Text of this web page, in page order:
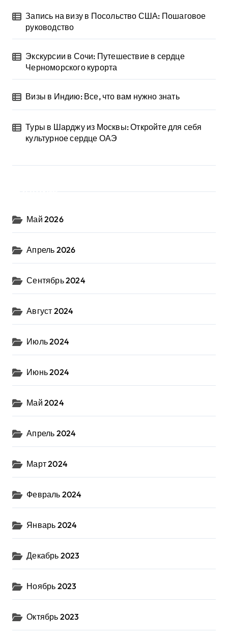
Запись на визу в Посольство США: Пошаговое
руководство
Экскурсии в Сочи: Путешествие в сердце
Черноморского курорта
Визы в Индию: Все, что вам нужно знать
Туры в Шарджу из Москвы: Откройте для себя
культурное сердце ОАЭ
Май 2026
Апрель 2026
Сентябрь 2024
Август 2024
Июль 2024
Июнь 2024
Май 2024
Апрель 2024
Март 2024
Февраль 2024
Январь 2024
Декабрь 2023
Ноябрь 2023
Октябрь 2023